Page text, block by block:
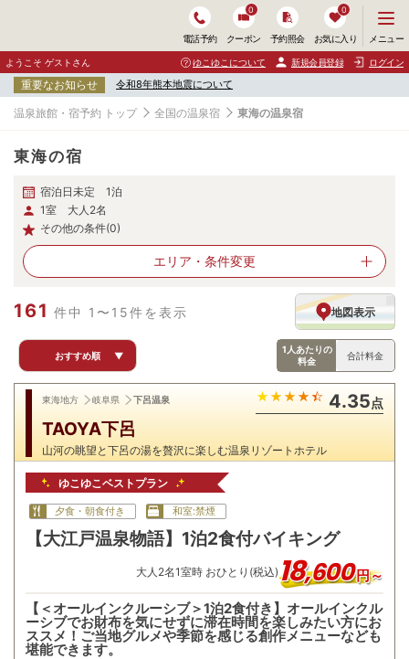
電話予約 クーポン
0
予約照会 お気に入り
0
ニ
ュ
ー
開
メニュー
ようこそ ゲストさん ゆこゆこについて 新規会員登録 ログイン
重要なお知らせ 令和8年熊本地震について
温泉旅館・宿予約 トップ 全国の温泉宿 東海の温泉宿
東海の宿
宿泊日未定 1泊
1室 大人2名
その他の条件(0)
エリア・ 条件変更
161 件中 1〜15件を表示 地図表示
おすすめ順 ▼
1人あたりの
料金
合計料金
東海地方 岐阜県 下呂温泉 4.35点
TAOYA下呂
山河の眺望と下呂の湯を贅沢に楽しむ温泉リゾートホテル
ゆこゆこベストプラン
夕食・朝食付き 和室:禁煙
【大江戸温泉物語】1泊2食付バイキング
大人 2名1室時 おひとり(税込)18,600円～
【＜オールインクルーシブ＞1泊2食付き】オールインクル
ーシブでお財布を気にせずに滞在時間を楽しみたい方にお
ススメ！ご当地グルメや季節を感じる創作メニューなども
堪能できます。